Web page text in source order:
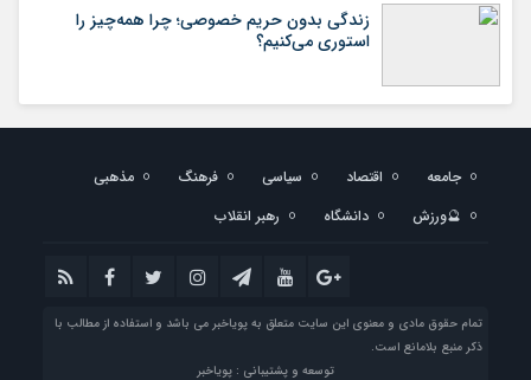
زندگی بدون حریم خصوصی؛ چرا همه‌چیز را
استوری می‌کنیم؟
جامعه اقتصاد سیاسی فرهنگ
مذهبی
🔮ورزش
دانشگاه رهبر انقلاب
تمام حقوق مادی و معنوی این سایت متعلق به پویاخبر می باشد و استفاده از مطالب با
ذکر منبع بلامانع است.
توسعه و پشتیبانی : پویاخبر